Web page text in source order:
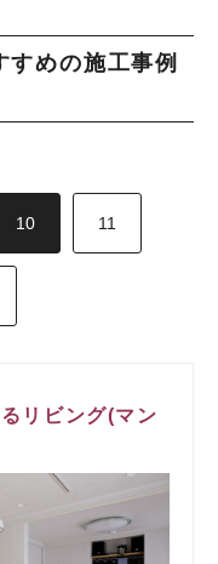
めの施工事例
10 11
リビング(マン